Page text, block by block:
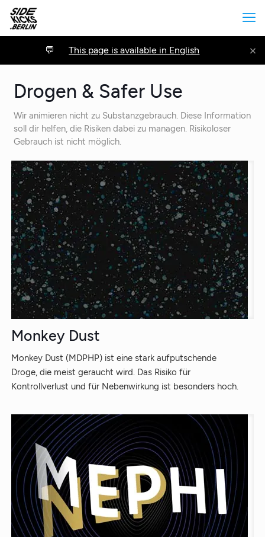
This page is available in English ×
Drogen & Safer Use
Wir animieren nicht zu Substanzgebrauch. Diese Information
soll dir helfen, die Risiken dabei zu managen. Risikoloser
Gebrauch ist nicht möglich.
Monkey Dust
Monkey Dust (MDPHP) ist eine stark aufputschende
Droge, die meist geraucht wird. Das Risiko für
Kontrollverlust und für Nebenwirkung ist besonders hoch.